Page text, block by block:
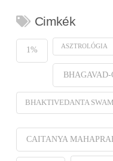
Cimkék
1% ASZTROLÓGIA
BHAKTIVEDANTA
CAITANYA